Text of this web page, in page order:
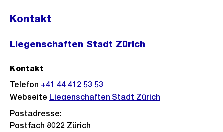
Kontakt
Liegenschaften Stadt Zürich
Kontakt
Telefon +41 44 412 53 53
Webseite Liegenschaften Stadt Zürich
Postadresse:
Postfach 8022 Zürich